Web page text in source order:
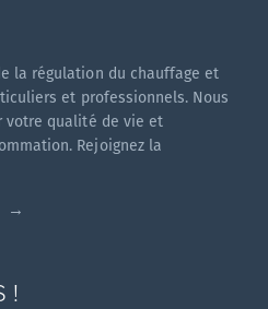
la régulation du chauffage et
et professionnels. Nous
votre qualité de vie et
Rejoignez la
!